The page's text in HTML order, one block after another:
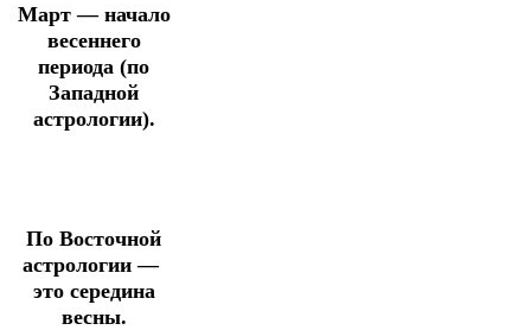
Март — начало
весеннего
периода (по
Западной
астрологии).
По Восточной
астрологии —
это середина
весны.